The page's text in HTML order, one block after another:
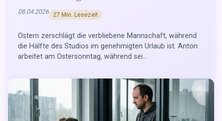
08.04.2026 27 Min. Lesezeit
Ostern zerschlägt die verbliebene Mannschaft, während
die Hälfte des Studios im genehmigten Urlaub ist. Anton
arbeitet am Ostersonntag, während sei...